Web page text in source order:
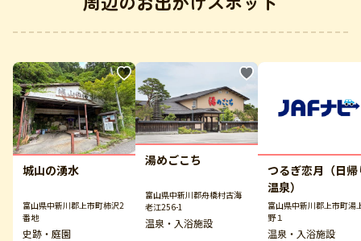
城山の湧水
富山県中新川郡上市町柿沢2
番地
史跡・庭園
湯めごこち
富山県中新川郡舟橋村古海
老江256-1
温泉・入浴施設
つるぎ恋月（日帰
温泉）
富山県中新川郡上市町湯
野１
温泉・入浴施設